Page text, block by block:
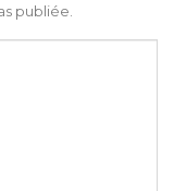
publiée.